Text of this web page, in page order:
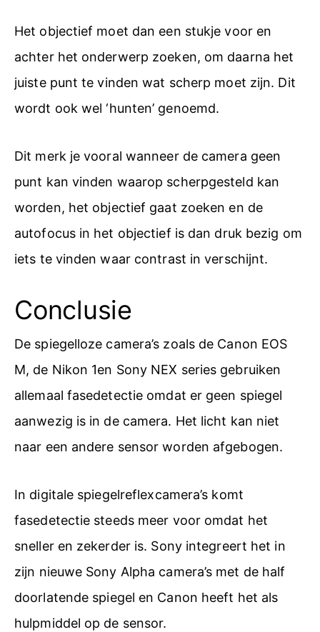
Het objectief moet dan een stukje voor en
achter het onderwerp zoeken, om daarna het
juiste punt te vinden wat scherp moet zijn. Dit
wordt ook wel ‘hunten’ genoemd.
Dit merk je vooral wanneer de camera geen
punt kan vinden waarop scherpgesteld kan
worden, het objectief gaat zoeken en de
autofocus in het objectief is dan druk bezig om
iets te vinden waar contrast in verschijnt.
Conclusie
De spiegelloze camera’s zoals de Canon EOS
M, de Nikon 1en Sony NEX series gebruiken
allemaal fasedetectie omdat er geen spiegel
aanwezig is in de camera. Het licht kan niet
naar een andere sensor worden afgebogen.
In digitale spiegelreflexcamera’s komt
fasedetectie steeds meer voor omdat het
sneller en zekerder is. Sony integreert het in
zijn nieuwe Sony Alpha camera’s met de half
doorlatende spiegel en Canon heeft het als
hulpmiddel op de sensor.